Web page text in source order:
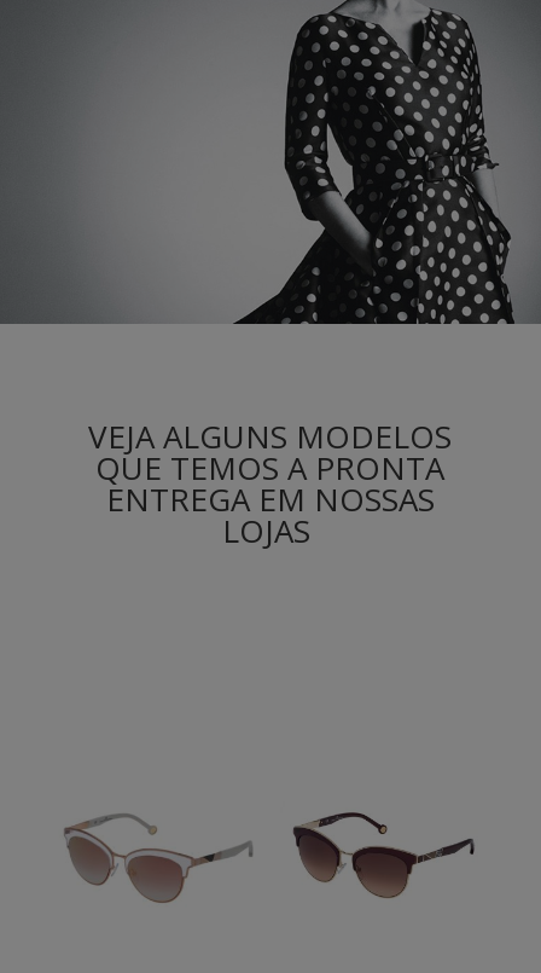
VEJA ALGUNS MODELOS
QUE TEMOS A PRONTA
ENTREGA EM NOSSAS
LOJAS